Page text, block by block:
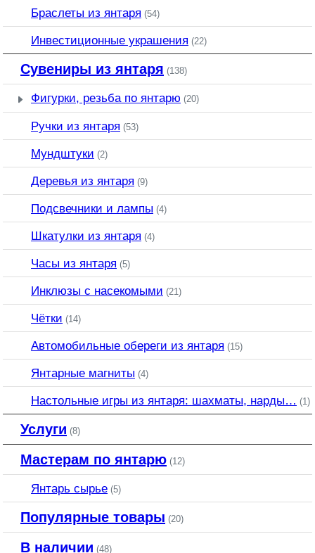
Браслеты из янтаря (54)
Инвестиционные украшения (22)
Сувениры из янтаря (138)
Фигурки, резьба по янтарю (20)
Ручки из янтаря (53)
Мундштуки (2)
Деревья из янтаря (9)
Подсвечники и лампы (4)
Шкатулки из янтаря (4)
Часы из янтаря (5)
Инклюзы с насекомыми (21)
Чётки (14)
Автомобильные обереги из янтаря (15)
Янтарные магниты (4)
Настольные игры из янтаря: шахматы, нарды… (1)
Услуги (8)
Мастерам по янтарю (12)
Янтарь сырье (5)
Популярные товары (20)
В наличии (48)